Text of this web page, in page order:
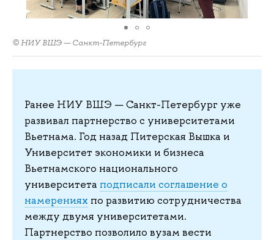
© НИУ ВШЭ — Санкт-Петербург
Ранее НИУ ВШЭ — Санкт-Петербург уже
развивал партнерство с университетами
Вьетнама. Год назад Питерская Вышка и
Университет экономики и бизнеса
Вьетнамского национального
университета подписали соглашение о
намерениях по развитию сотрудничества
между двумя университетами.
Партнерство позволило вузам вести